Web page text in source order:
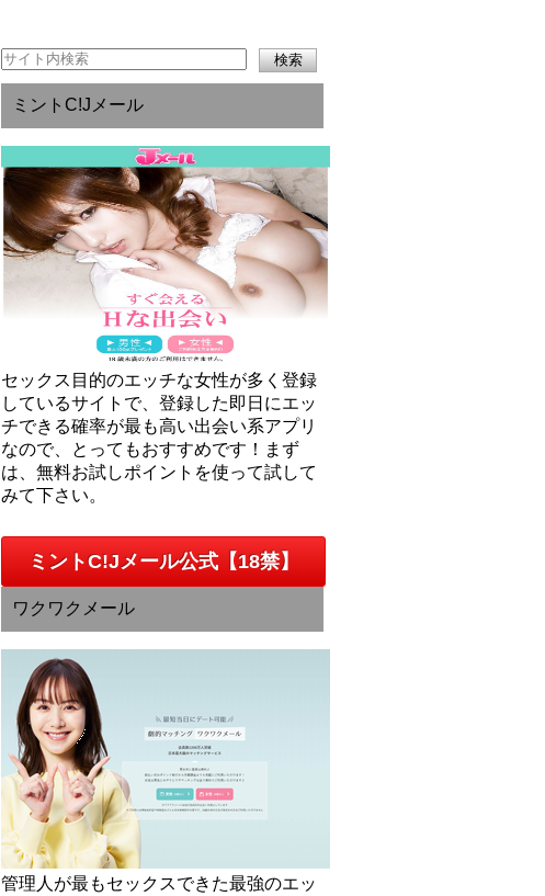
ミントC!Jメール
セックス目的のエッチな女性が多く登録
しているサイトで、登録した即日にエッ
チできる確率が最も高い出会い系アプリ
なので、とってもおすすめです！まず
は、無料お試しポイントを使って試して
みて下さい。
ミントC!Jメール公式【18禁】
ワクワクメール
管理人が最もセックスできた最強のエッ